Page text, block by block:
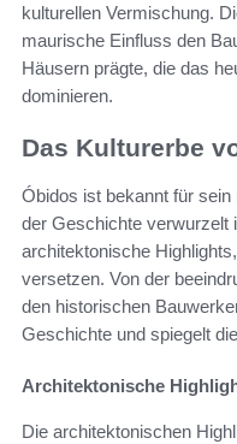
kulturellen Vermischung.
maurische Einfluss den
Häusern prägte, die das
dominieren.
Das Kulturerbe
Óbidos ist bekannt für
der Geschichte verwurzelt
architektonische
versetzen. Von der
den historischen
Geschichte und spiegelt
Architektonische
Die architektonischen